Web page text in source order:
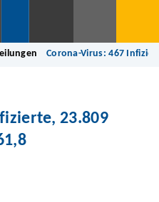
Corona-Virus: 467
23.809